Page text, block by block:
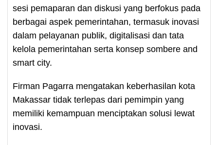
sesi pemaparan dan diskusi yang berfokus pada
berbagai aspek pemerintahan, termasuk inovasi
dalam pelayanan publik, digitalisasi dan tata
kelola pemerintahan serta konsep sombere and
smart city.
Firman Pagarra mengatakan keberhasilan kota
Makassar tidak terlepas dari pemimpin yang
memiliki kemampuan menciptakan solusi lewat
inovasi.